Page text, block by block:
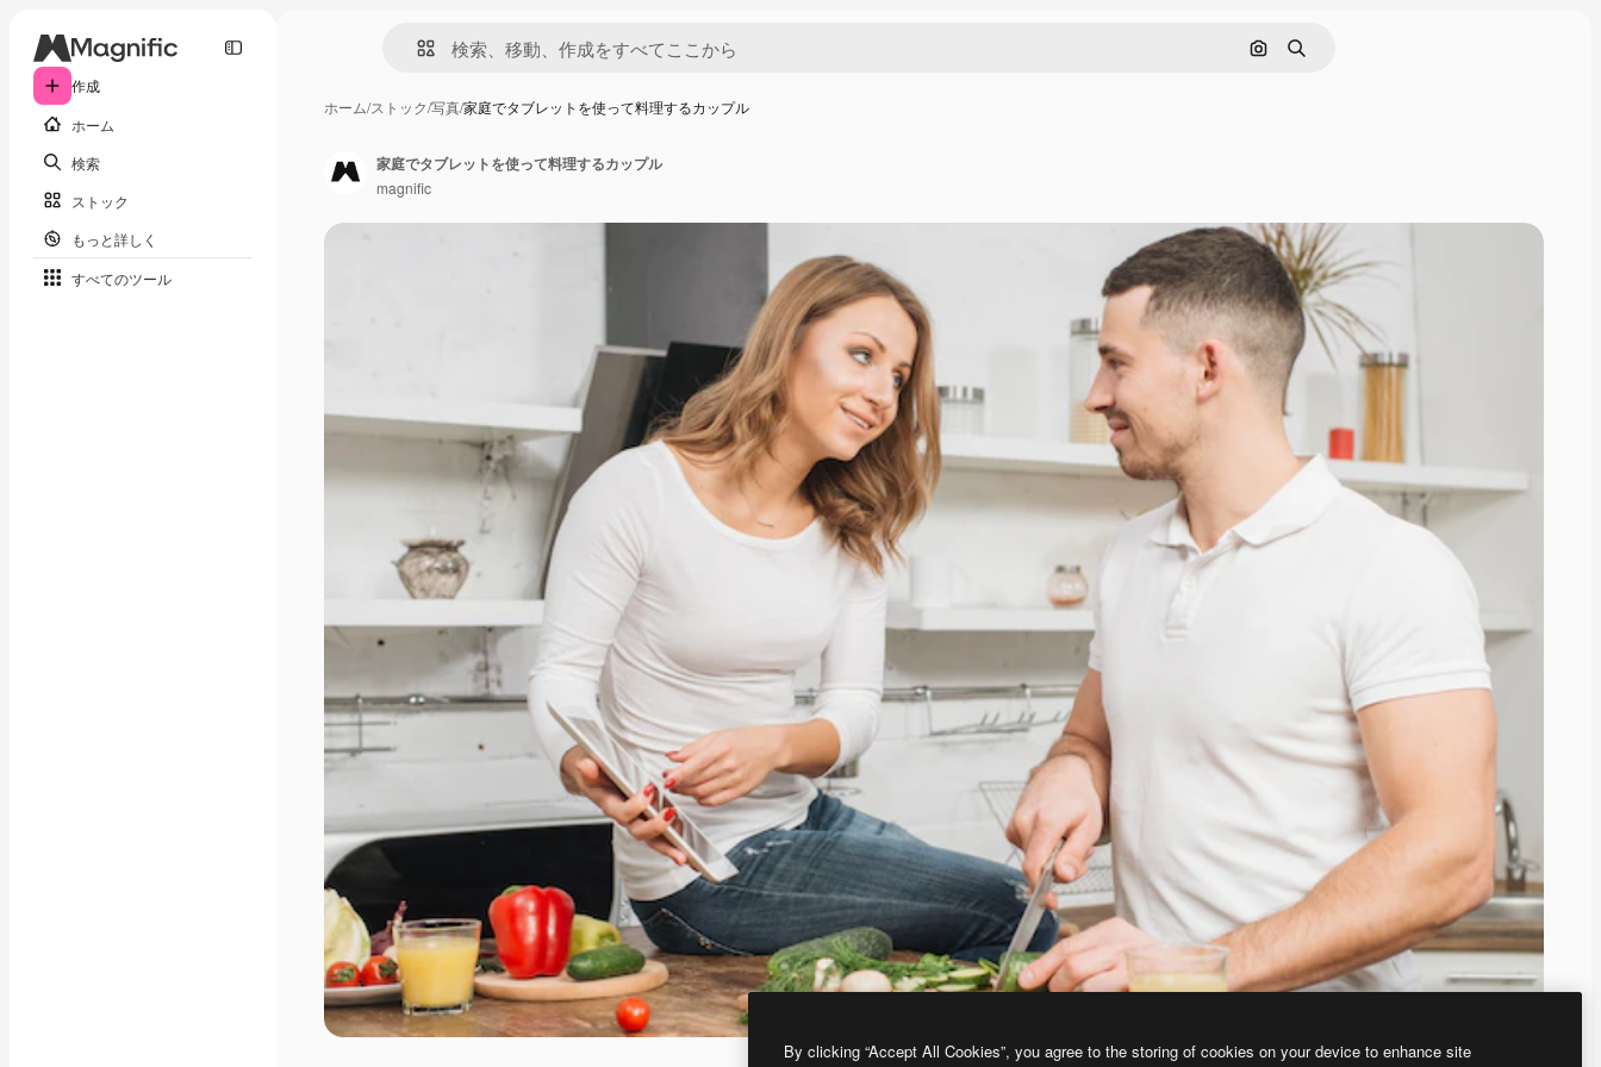
作成
ホーム
検索
ストック
もっと詳しく
すべてのツール
画像で検索
検索
ホーム/ストック/写真/家庭でタブレットを使って料理するカップル
家庭でタブレットを使って料理するカップル
magnific
By clicking “Accept All Cookies”, you agree to the storing of cookies on your device to enhance site